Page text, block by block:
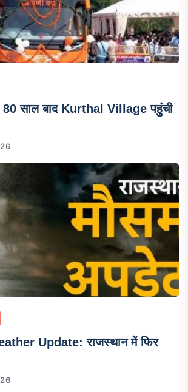
साल बाद Kurthal Village पहुंची
Update: राजस्थान में फिर